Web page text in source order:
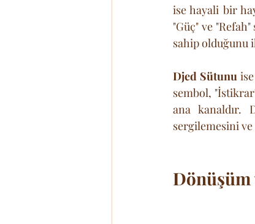
ise hayali bir
"Güç" ve
sahip olduğunu
Djed Sütunu
sembol,
ana kanaldır.
sergilemesini
Dönüşüm